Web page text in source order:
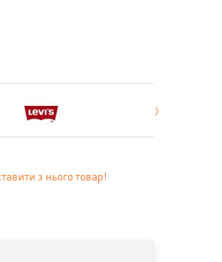
з нього товар!